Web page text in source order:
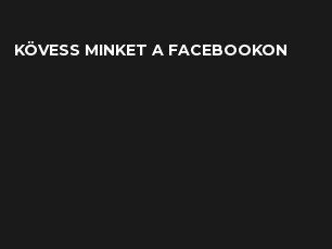
KÖVESS MINKET A FACEBOOKON